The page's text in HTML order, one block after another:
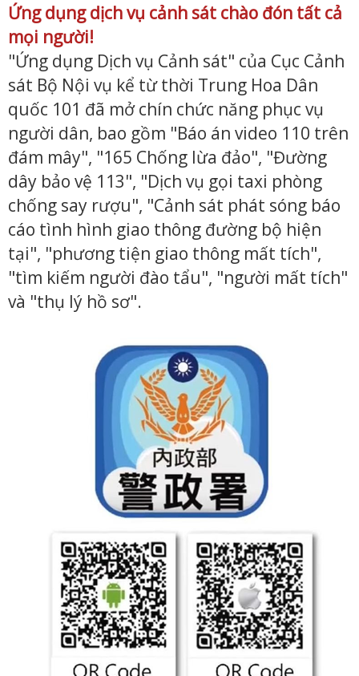
Ứng dụng dịch vụ cảnh sát chào đón tất cả
mọi người!
"Ứng dụng Dịch vụ Cảnh sát" của Cục Cảnh
sát Bộ Nội vụ kể từ thời Trung Hoa Dân
quốc 101 đã mở chín chức năng phục vụ
người dân, bao gồm "Báo án video 110 trên
đám mây", "165 Chống lừa đảo", "Đường
dây bảo vệ 113", "Dịch vụ gọi taxi phòng
chống say rượu", "Cảnh sát phát sóng báo
cáo tình hình giao thông đường bộ hiện
tại", "phương tiện giao thông mất tích",
"tìm kiếm người đào tẩu", "người mất tích"
và "thụ lý hồ sơ".